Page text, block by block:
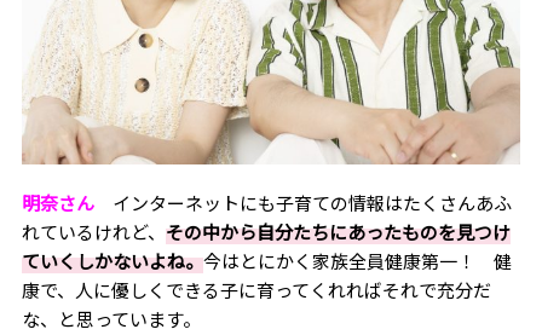
明奈さんインターネットにも子育ての情報はたくさんあふ
れているけれど、 その中から自分たちにあったものを見つけ
ていくしかないよね。今はとにかく家族全員健康第一！ 健
康で、人に優しくできる子に育ってくれればそれで充分だ
な、と思っています。